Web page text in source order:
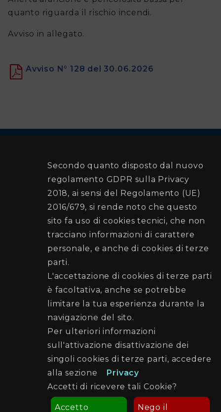
Civile
Piani
Emergenza
quanto riguarda il rischio incendi.
Avviso in allegato.
Avviso N° 128 del 30.06.2026
Comune di Palermo
Recapiti e Contatti
Sede:Via Ausonia , 69 - 90146 PALERMO
Posta elettronica certificata (PEC):
protezionecivile@cert.comune.palermo.it
Telefono: 091 7401515 - 091 7401570
Seguici su
Secondo quanto disposto dal nuovo
regolamento GDPR sulla Privacy
2018, ai sensi del Regolamento (UE)
2016/679, si rende noto che questo
sito fa uso di cookies tecnici, che non
tracciano informazioni di carattere
personale, e anche di cookies di terze
parti.
L'accettazione di cookies di terze parti
è facoltativa, anche se potrebbe
limitare la tua esperienza durante la
navigazione del sito.
Per ulteriori informazioni
sull'attivazione disattivazione dei
singoli cookies di terze parti, accedere
alla sezione
Privacy
Accetti di ricevere tali Cookie?
Accetto Nego il